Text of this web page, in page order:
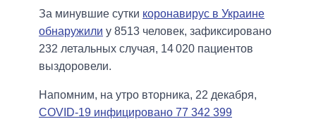
За минувшие сутки коронавирус в Украине
обнаружили у 8513 человек, зафиксировано
232 летальных случая, 14 020 пациентов
выздоровели.
Напомним, на утро вторника, 22 декабря,
COVID-19 инфицировано 77 342 399